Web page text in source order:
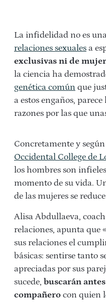
La infidelidad no es
relaciones sexuales a
exclusivas ni de
la ciencia ha
genética común que
a estos engaños,
razones por las que
Concretamente y
Occidental College de
los hombres son
momento de su vida.
de las mujeres se
Alisa Abdullaeva,
relaciones, apunta que
sus relaciones el
básicas: sentirse tanto
apreciadas por sus
sucede, buscarán
compañero con quien